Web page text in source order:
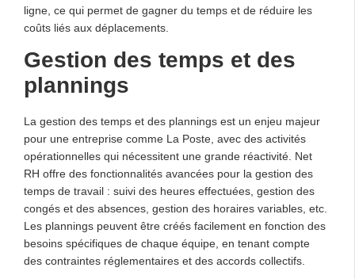
ligne, ce qui permet de gagner du temps et de réduire les
coûts liés aux déplacements.
Gestion des temps et des
plannings
La gestion des temps et des plannings est un enjeu majeur
pour une entreprise comme La Poste, avec des activités
opérationnelles qui nécessitent une grande réactivité. Net
RH offre des fonctionnalités avancées pour la gestion des
temps de travail : suivi des heures effectuées, gestion des
congés et des absences, gestion des horaires variables, etc.
Les plannings peuvent être créés facilement en fonction des
besoins spécifiques de chaque équipe, en tenant compte
des contraintes réglementaires et des accords collectifs.